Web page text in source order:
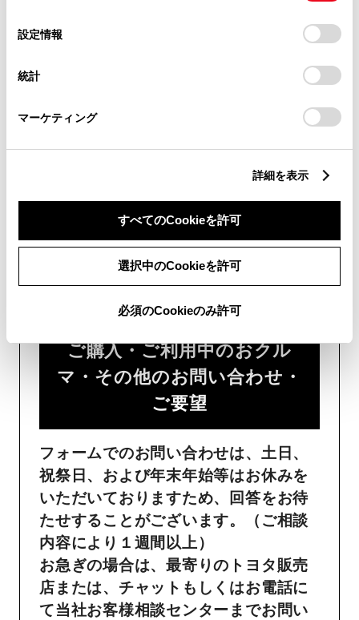
デバイスにすべてのCookie(クッキー)が保存されることに同
意したことになります。Cookie(クッキー)のオプトアウト、
設定の変更、同意を撤回したりするにあたっては、当社の
「Cookie（クッキー）情報の取り扱いについて
」をご覧くだ
設定情報
統計
マーケティング
詳細を表示
すべてのCookieを許可
選択中のCookieを許可
必須のCookieのみ許可
画面右下の
い。
時間が少なくご案内が可能です。
フォームでお問い合わせ
ご購入・ご利用中のおクル
マ・その他のお問い合わせ・
ご要望​
フォームでのお問い合わせは、土日、
祝祭日、および年末年始等はお休みを
いただいておりますため、回答をお待
たせすることがございます。（ご相談
内容により１週間以上）
お急ぎの場合は、最寄りのトヨタ販売
店または、チャットもしくはお電話に
て当社お客様相談センターまでお問い